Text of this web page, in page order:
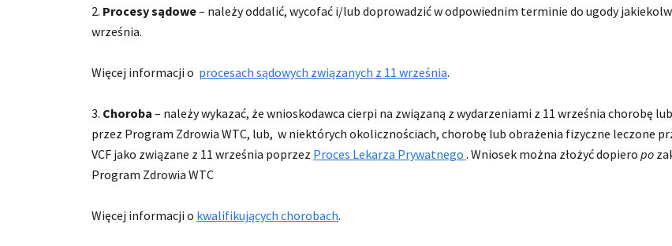
Procesy sądowe– należy oddalić, wycofać i/lub doprowadzić w odpowiednim terminie do ugody
września.
Więcej informacji o procesach sądowych związanych z 11 września.
Choroba – należy wykazać, że wnioskodawca cierpi na związaną z wydarzeniami z 11 września chorobę
przez Program Zdrowia WTC, lub, w niektórych okolicznościach, chorobę lub obrażenia fizyczne leczone
VCF jako związane z 11 września poprzez Proces Lekarza Prywatnego . Wniosek można złożyć dopiero po
Program Zdrowia WTC
Więcej informacji o kwalifikujących chorobach.